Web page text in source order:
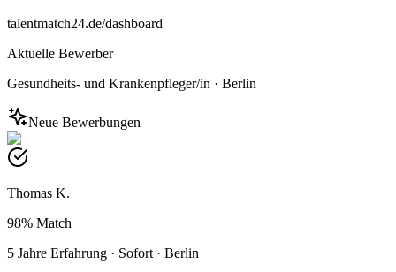
talentmatch24.de/dashboard
Aktuelle Bewerber
Gesundheits- und Krankenpfleger/in · Berlin
Neue Bewerbungen
Thomas K.
98% Match
5 Jahre Erfahrung · Sofort · Berlin